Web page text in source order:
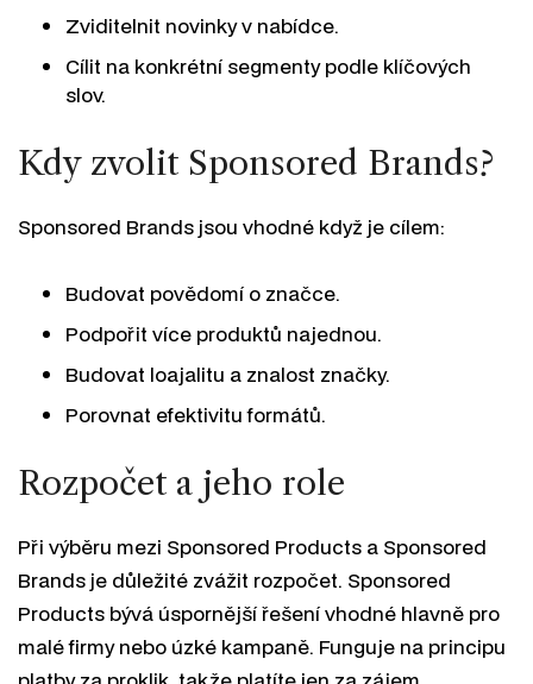
Zviditelnit novinky v nabídce.
Cílit na konkrétní segmenty podle klíčových
slov.
Kdy zvolit Sponsored Brands?
Sponsored Brands jsou vhodné když je cílem:
Budovat povědomí o značce.
Podpořit více produktů najednou.
Budovat loajalitu a znalost značky.
Porovnat efektivitu formátů.
Rozpočet a jeho role
Při výběru mezi Sponsored Products a Sponsored
Brands je důležité zvážit rozpočet. Sponsored
Products bývá úspornější řešení vhodné hlavně pro
malé firmy nebo úzké kampaně. Funguje na principu